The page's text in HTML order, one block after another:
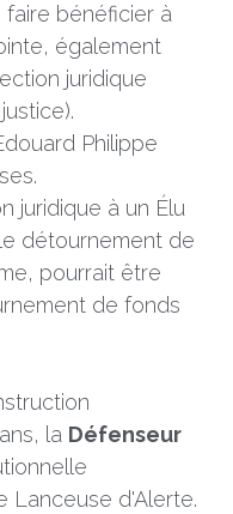
bénéficier à
également
juridique
Philippe
juridique à un Élu
détournement de
pourrait être
de fonds
la Défenseur
Lanceuse d'Alerte.